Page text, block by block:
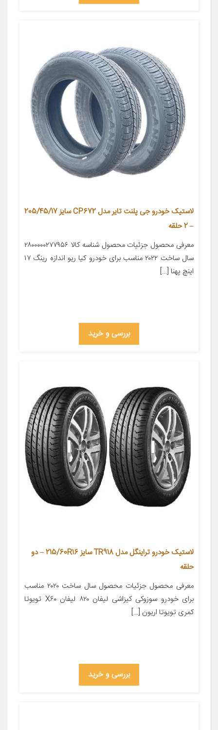
لاستیک خودرو جی پلنت تایر مدل CP672 سایز 205/45/17
– 2 حلقه
معرفی محصول جزئیات محصول شناسه کالا ۲۸۰۰۰۰۰۲۷۷۹۵۶
سال ساخت ۲۰۲۲ مناسب برای خودرو کیا ریو اندازه رینگ ۱۷
اینچ پهنا […]
بررسی و خرید
لاستیک خودرو تراینگل مدل TR918 سایز 215/60R16 – دو
حلقه
معرفی محصول جزئیات محصول سال ساخت ۲۰۲۰ مناسب
برای خودرو سوزوکی کیزاشی لیفان ۸۲۰ لیفان X۶۰ تویوتا
کمری تویوتا اریون […]
بررسی و خرید